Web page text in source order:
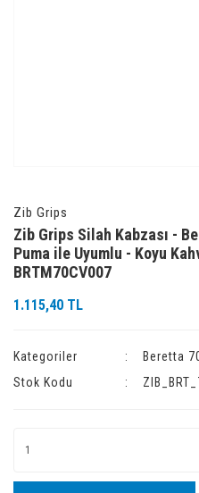
Zib Grips
Zib Grips Silah Kabzası -
Puma ile Uyumlu - Koyu
BRTM70CV007
1.115,40 TL
Kategoriler
Beretta
Stok Kodu